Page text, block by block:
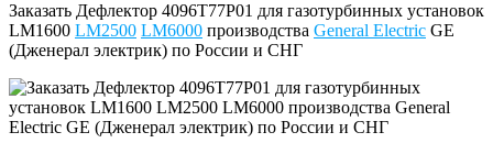
Заказать Дефлектор 4096T77P01 для газотурбинных установок
LM1600 LM2500 LM6000 производства General Electric GE
(Дженерал электрик) по России и СНГ